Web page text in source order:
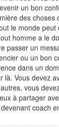
un bon
des choses
le monde peut
homme a le
passer un
ou un bon
dans un
là. Vous devez
vous
à partager
coach